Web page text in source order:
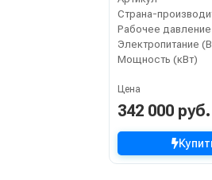
Страна-
Электропитание
Мощность (кВт)
Цена
342 000 руб.